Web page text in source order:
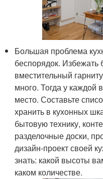
Большая проблема
беспорядок. Избежать
вместительный
много. Тогда у каждой
место. Составьте
хранить в кухонных
бытовую технику,
разделочные доски,
дизайн-проект своей
знать: какой высоты
каком количестве.